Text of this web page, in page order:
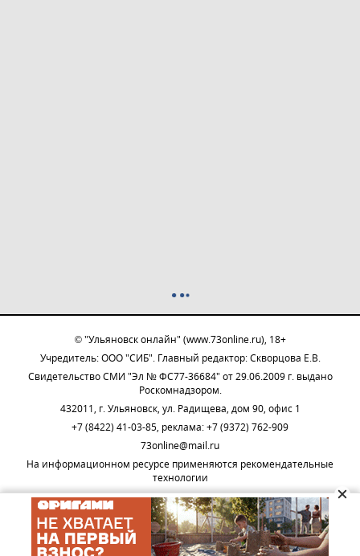
© "Ульяновск онлайн" (www.73online.ru), 18+
Учредитель: ООО "СИБ". Главный редактор: Скворцова Е.В.
Свидетельство СМИ "Эл № ФС77-36684" от 29.06.2009 г. выдано
Роскомнадзором.
432011, г. Ульяновск, ул. Радищева, дом 90, офис 1
+7 (8422) 41-03-85, реклама: +7 (9372) 762-909
73online@mail.ru
На информационном ресурсе применяются рекомендательные
технологии